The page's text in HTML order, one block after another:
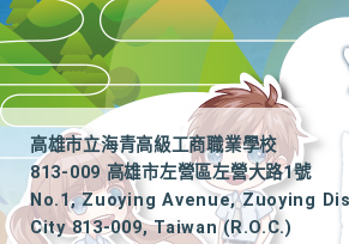
高雄市立海青高級工商職業學校
813-009 高雄市左營區左營大路1號
No.1, Zuoying Avenue, Zuoying
City 813-009, Taiwan (R.O.C.)